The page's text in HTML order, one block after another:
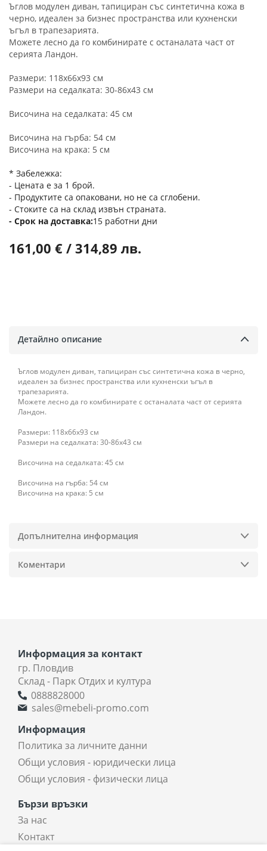
Ъглов модулен диван, тапициран със синтетична кожа в
черно, идеален за бизнес пространства или кухненски
ъгъл в трапезарията.
Можете лесно да го комбинирате с останалата част от
серията Ландон.
Размери: 118x66x93 см
Размери на седалката: 30-86x43 см
Височина на седалката: 45 см
Височина на гърба: 54 см
Височина на крака: 5 см
* Забележка:
- Цената е за 1 брой.
- Продуктите са опаковани, но не са сглобени.
- Стоките са на склад извън страната.
Срок на доставка 15 работни дни
161,00 € / 314,89 лв.
Детайлно описание
Ъглов модулен диван, тапициран със синтетична кожа в черно,
идеален за бизнес пространства или кухненски ъгъл в
трапезарията.
Можете лесно да го комбинирате с останалата част от серията
Ландон.
Размери: 118x66x93 см
Размери на седалката: 30-86x43 см
Височина на седалката: 45 см
Височина на гърба: 54 см
Височина на крака: 5 см
Допълнителна информация
Коментари
Информация за контакт
гр. Пловдив
Склад - Парк Отдих и култура
0888828000
sales@mebeli-promo.com
Информация
Политика за личните данни
Общи условия - юридически лица
Общи условия - физически лица
Бързи връзки
За нас
Контакт